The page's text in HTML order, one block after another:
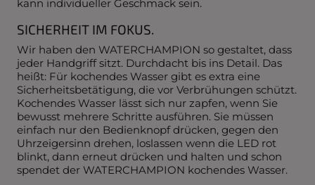
kann individueller Geschmack sein.
SICHERHEIT IM FOKUS.
Wir haben den WATERCHAMPION so gestaltet, dass
jeder Handgriff sitzt. Durchdacht bis ins Detail. Das
heißt: Für kochendes Wasser gibt es extra eine
Sicherheitsbetätigung, die vor Verbrühungen schützt.
Kochendes Wasser lässt sich nur zapfen, wenn Sie
bewusst mehrere Schritte ausführen. Sie müssen
einfach nur den Bedienknopf drücken, gegen den
Uhrzeigersinn drehen, loslassen wenn die LED rot
blinkt, dann erneut drücken und halten und schon
spendet der WATERCHAMPION kochendes Wasser.